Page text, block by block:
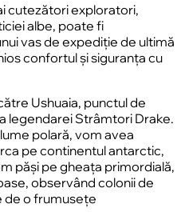
cutezători exploratori,
albe, poate fi
vas de expediție de ultimă
confortul și siguranța cu
Ushuaia, punctul de
legendareiStrâmtori Drake.
polară, vom avea
pe continentul antarctic,
păși pe gheața primordială,
observând colonii de
de o frumusețe